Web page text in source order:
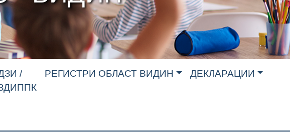
/
РЕГИСТРИ ОБЛАСТ ВИДИН ДЕКЛАРАЦИИ